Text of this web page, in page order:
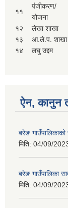
११
पंजीकरण/
योजना
१२ लेखा शाखा
१३
आ.ले.प. शाखा
१४
लघु उद्दम
ऐन, कानुन
बरेङ
मिति: 04/09/
बरेङ गाउँपालिका
मिति: 04/09/